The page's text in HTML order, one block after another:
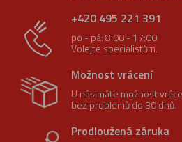
+420 495 221 391
po - pá: 8:00 - 17:00
Volejte specialistům.
Možnost vrácení
U nás máte možnost
bez problémů do 30 dnů.
Prodloužená záruka